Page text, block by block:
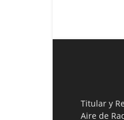
Titular y
Aire de